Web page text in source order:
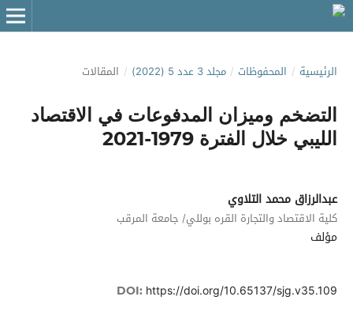
الرئيسية / المحفوظات / مجلد 3 عدد 5 (2022) / المقالات
التضخم وميزان المدفوعات في الاقتصاد
الليبي خلال الفترة 1979-2021
عبدالرزاق محمد التلاوي
كلية الاقتصاد والتجارة القره بوللي/ جامعة المرقب
مؤلف
DOI: https://doi.org/10.65137/sjg.v35.109